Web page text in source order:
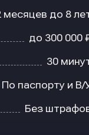
месяцев до 8
до 300 000
30
По паспорту и В/
Без